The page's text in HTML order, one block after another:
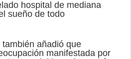
hospital de mediana
sueño de todo
añadió que
manifestada por